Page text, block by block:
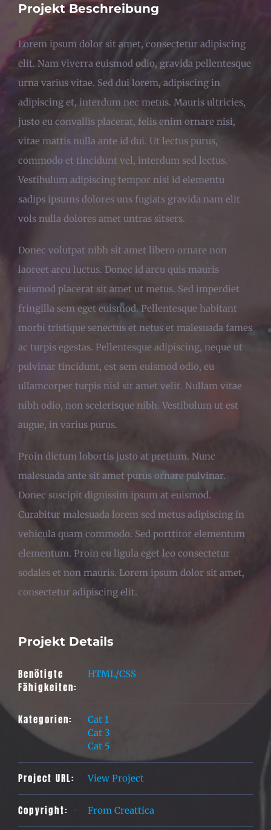
Projekt Beschreibung
Lorem ipsum dolor sit amet, consectetur adipiscing
elit. Nam viverra euismod odio, gravida pellentesque
urna varius vitae. Sed dui lorem, adipiscing in
adipiscing et, interdum nec metus. Mauris ultricies,
justo eu convallis placerat, felis enim ornare nisi,
vitae mattis nulla ante id dui. Ut lectus purus,
commodo et tincidunt vel, interdum sed lectus.
Vestibulum adipiscing tempor nisi id elementu
sadips ipsums dolores uns fugiats gravida nam elit
vols nulla dolores amet untras sitsers.
Donec volutpat nibh sit amet libero ornare non
laoreet arcu luctus. Donec id arcu quis mauris
euismod placerat sit amet ut metus. Sed imperdiet
fringilla sem eget euismod. Pellentesque habitant
morbi tristique senectus et netus et malesuada fames
ac turpis egestas. Pellentesque adipiscing, neque ut
pulvinar tincidunt, est sem euismod odio, eu
ullamcorper turpis nisl sit amet velit. Nullam vitae
nibh odio, non scelerisque nibh. Vestibulum ut est
augue, in varius purus.
Proin dictum lobortis justo at pretium. Nunc
malesuada ante sit amet purus ornare pulvinar.
Donec suscipit dignissim ipsum at euismod.
Curabitur malesuada lorem sed metus adipiscing in
vehicula quam commodo. Sed porttitor elementum
elementum. Proin eu ligula eget leo consectetur
sodales et non mauris. Lorem ipsum dolor sit amet,
consectetur adipiscing elit.
Projekt Details
Benötigte
Fähigkeiten:
HTML/CSS
Kategorien:
Cat 1
Cat 3
Cat 5
Project URL: View Project
Copyright: From Creattica